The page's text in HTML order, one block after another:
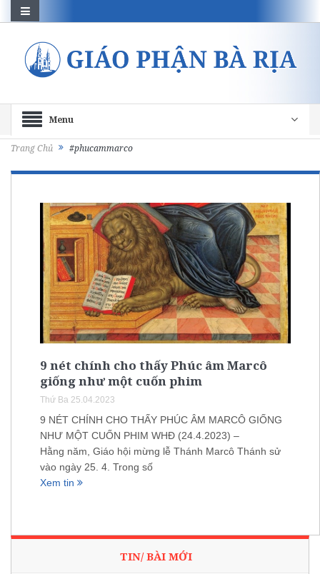
Menu
Trang Chủ #phucammarco
9 nét chính cho thấy Phúc âm Marcô
giống như một cuốn phim
Thứ Ba 25.04.2023
9 NÉT CHÍNH CHO THẤY PHÚC ÂM MARCÔ GIỐNG
NHƯ MỘT CUỐN PHIM WHĐ (24.4.2023) –
Hằng năm, Giáo hội mừng lễ Thánh Marcô Thánh sử
vào ngày 25. 4. Trong số
Xem tin
TIN/ BÀI MỚI